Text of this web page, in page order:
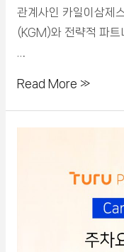
관계사인 카일이삼제
(KGM)와 전략적 파트
Read More »